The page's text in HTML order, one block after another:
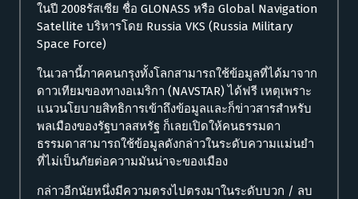
ในปี 2008รัสเซีย ชื่อ GLONASS หรือ Global Navigation
Satellite บริหารโดย Russia VKS (Russia Military
Space Force)
ในเวลานี้ภาคคนกรุงทั้งโลกสามารถใช้ข้อมูลที่ได้มาจาก
ดาวเทียมของทางอเมริกา (NAVSTAR) ได้ฟรี เหตุเพราะ
แนวนโยบายสิทธิการเข้าถึงข้อมูลและก็ข่าวสารสำหรับ
พลเมืองของรัฐบาลสหรัฐ ก็เลยเปิดให้คนธรรมดา
ธรรมดาสามารถใช้ข้อมูลดังกล่าวในระดับความแม่นยำ
ที่ไม่เป็นภัยต่อความมันน่าจะของเมือง
กล่าวอีกนัยหนึ่งมีความตรงไปตรงมาในระดับบวก / ลบ